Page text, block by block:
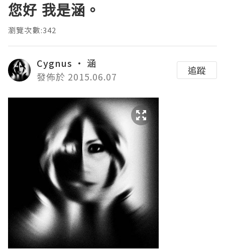
您好 我是涵。
瀏覽次數:342
Cygnus • 涵
發佈於 2015.06.07
追蹤